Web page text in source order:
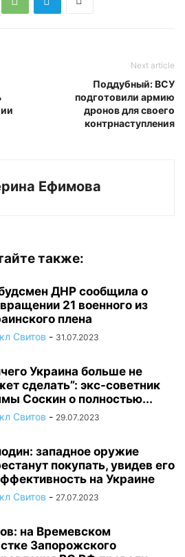
Next article
Поддубный: ВСУ
подготовили армию
дронов для своего
контрнаступления
Ефимова
также:
ДНР сообщила о
21 военного из
плена
Свитов - 31.07.2023
Украина больше не
сделать”: экс-советник
Соскин о полностью...
Свитов - 29.07.2023
западное оружие
покупать, увидев его
на Украине
Свитов - 27.07.2023
на Времевском
Запорожского